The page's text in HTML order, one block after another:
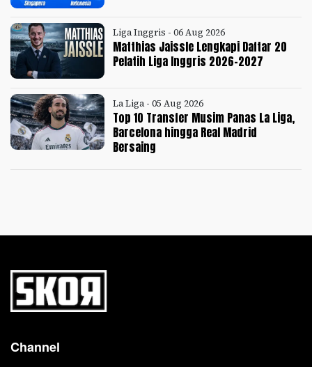
Liga Inggris - 06 Aug 2026
Matthias Jaissle Lengkapi Daftar 20
Pelatih Liga Inggris 2026-2027
La Liga - 05 Aug 2026
Top 10 Transfer Musim Panas La Liga,
Barcelona hingga Real Madrid
Bersaing
Channel